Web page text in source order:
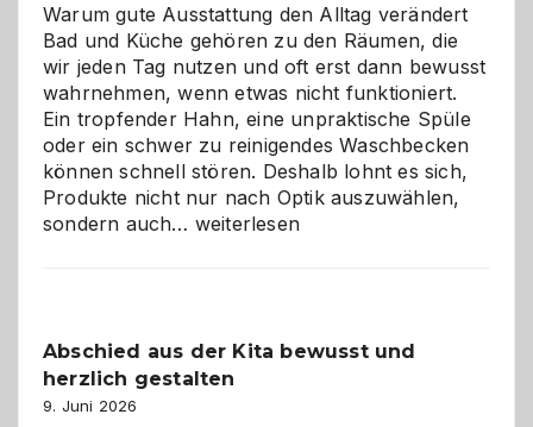
Warum gute Ausstattung den Alltag verändert
Bad und Küche gehören zu den Räumen, die
wir jeden Tag nutzen und oft erst dann bewusst
wahrnehmen, wenn etwas nicht funktioniert.
Ein tropfender Hahn, eine unpraktische Spüle
oder ein schwer zu reinigendes Waschbecken
können schnell stören. Deshalb lohnt es sich,
Produkte nicht nur nach Optik auszuwählen,
sondern auch… Bad
verstehen
weiterlesen
Abschied aus der Kita bewusst und
herzlich gestalten
9. Juni 2026